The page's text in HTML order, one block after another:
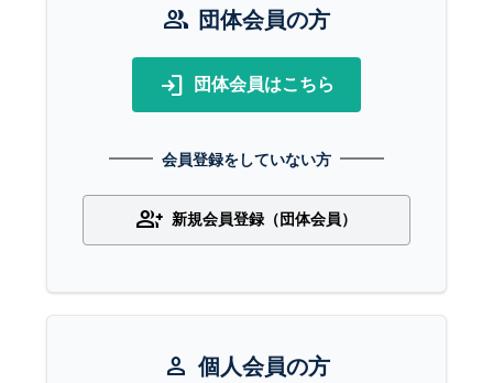
group 団体会員の方
login 団体会員はこちら
会員登録をしていない方
group_add 新規会員登録（団体会員）
person 個人会員の方